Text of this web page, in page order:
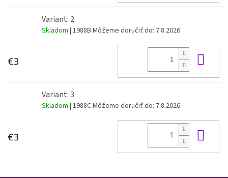
Variant: 2
Skladom | 1988B Môžeme doručiť do: 7.8.2026
€3
Variant: 3
Skladom | 1988CMôžeme doručiť do: 7.8.2026
€3